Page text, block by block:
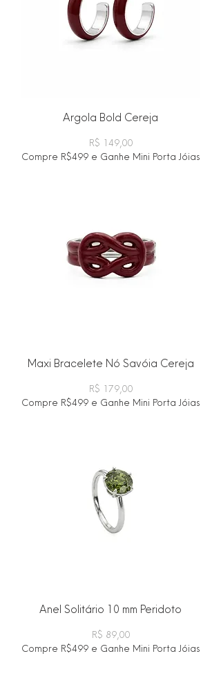
Argola Bold Cereja
Preço
R$ 149,00
Compre R$499 e Ganhe Mini Porta Jóias
Maxi Bracelete Nó Savóia Cereja
Preço
R$ 179,00
Compre R$499 e Ganhe Mini Porta Jóias
Anel Solitário 10 mm Peridoto
Preço
R$ 89,00
Compre R$499 e Ganhe Mini Porta Jóias